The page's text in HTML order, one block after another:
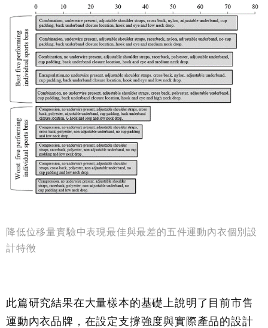
降低位移量實驗中表現最佳與最差的五件運動內衣個別設
計特徵
此篇研究結果在大量樣本的基礎上說明了目前市售
運動內衣品牌，在設定支撐強度與實際產品的設計